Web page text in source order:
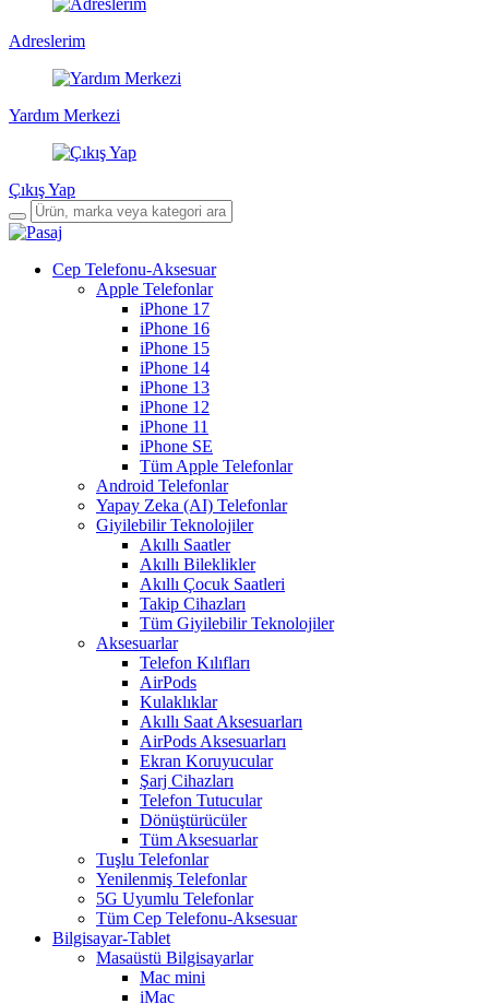
Adreslerim
Yardım Merkezi
Çıkış Yap
Cep Telefonu-Aksesuar
Apple Telefonlar
iPhone 17
iPhone 16
iPhone 15
iPhone 14
iPhone 13
iPhone 12
iPhone 11
iPhone SE
Tüm Apple Telefonlar
Android Telefonlar
Yapay Zeka (AI) Telefonlar
Giyilebilir Teknolojiler
Akıllı Saatler
Akıllı Bileklikler
Akıllı Çocuk Saatleri
Takip Cihazları
Tüm Giyilebilir Teknolojiler
Aksesuarlar
Telefon Kılıfları
AirPods
Kulaklıklar
Akıllı Saat Aksesuarları
AirPods Aksesuarları
Ekran Koruyucular
Şarj Cihazları
Telefon Tutucular
Dönüştürücüler
Tüm Aksesuarlar
Tuşlu Telefonlar
Yenilenmiş Telefonlar
5G Uyumlu Telefonlar
Tüm Cep Telefonu-Aksesuar
Bilgisayar-Tablet
Masaüstü Bilgisayarlar
Mac mini
iMac